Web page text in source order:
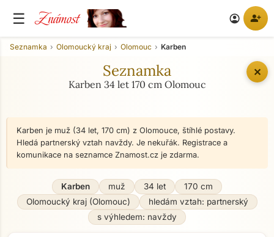
☰ Známost account_circle person_add
✕
Seznamka Olomoucký kraj Olomouc Karben
Seznamka
Karben 34 let 170 cm Olomouc
Karben je muž (34 let, 170 cm) z Olomouce, štíhlé postavy.
Hledá partnerský vztah navždy. Je nekuřák. Registrace a
komunikace na seznamce Znamost.cz je zdarma.
Karben muž 34 let
170 cm
Olomoucký kraj (Olomouc)
hledám vztah: partnerský
s výhledem: navždy